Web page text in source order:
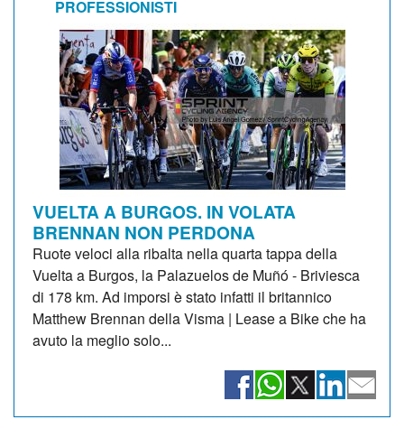
PROFESSIONISTI
VUELTA A BURGOS. IN VOLATA
BRENNAN NON PERDONA
Ruote veloci alla ribalta nella quarta tappa della
Vuelta a Burgos, la Palazuelos de Muñó - Briviesca
di 178 km. Ad imporsi è stato infatti il britannico
Matthew Brennan della Visma | Lease a Bike che ha
avuto la meglio solo...